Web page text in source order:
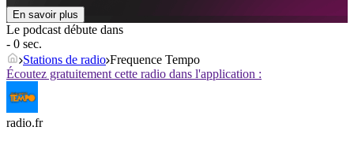
En savoir plus
Le podcast débute dans
- 0 sec.
Stations de radio Frequence Tempo
Écoutez gratuitement cette radio dans l'application :
radio.fr